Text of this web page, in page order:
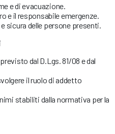
e di evacuazione.
e il responsabile emergenze.
sicura delle persone presenti.
dal D.Lgs. 81/08 e dal
il ruolo di addetto
stabiliti dalla normativa per la